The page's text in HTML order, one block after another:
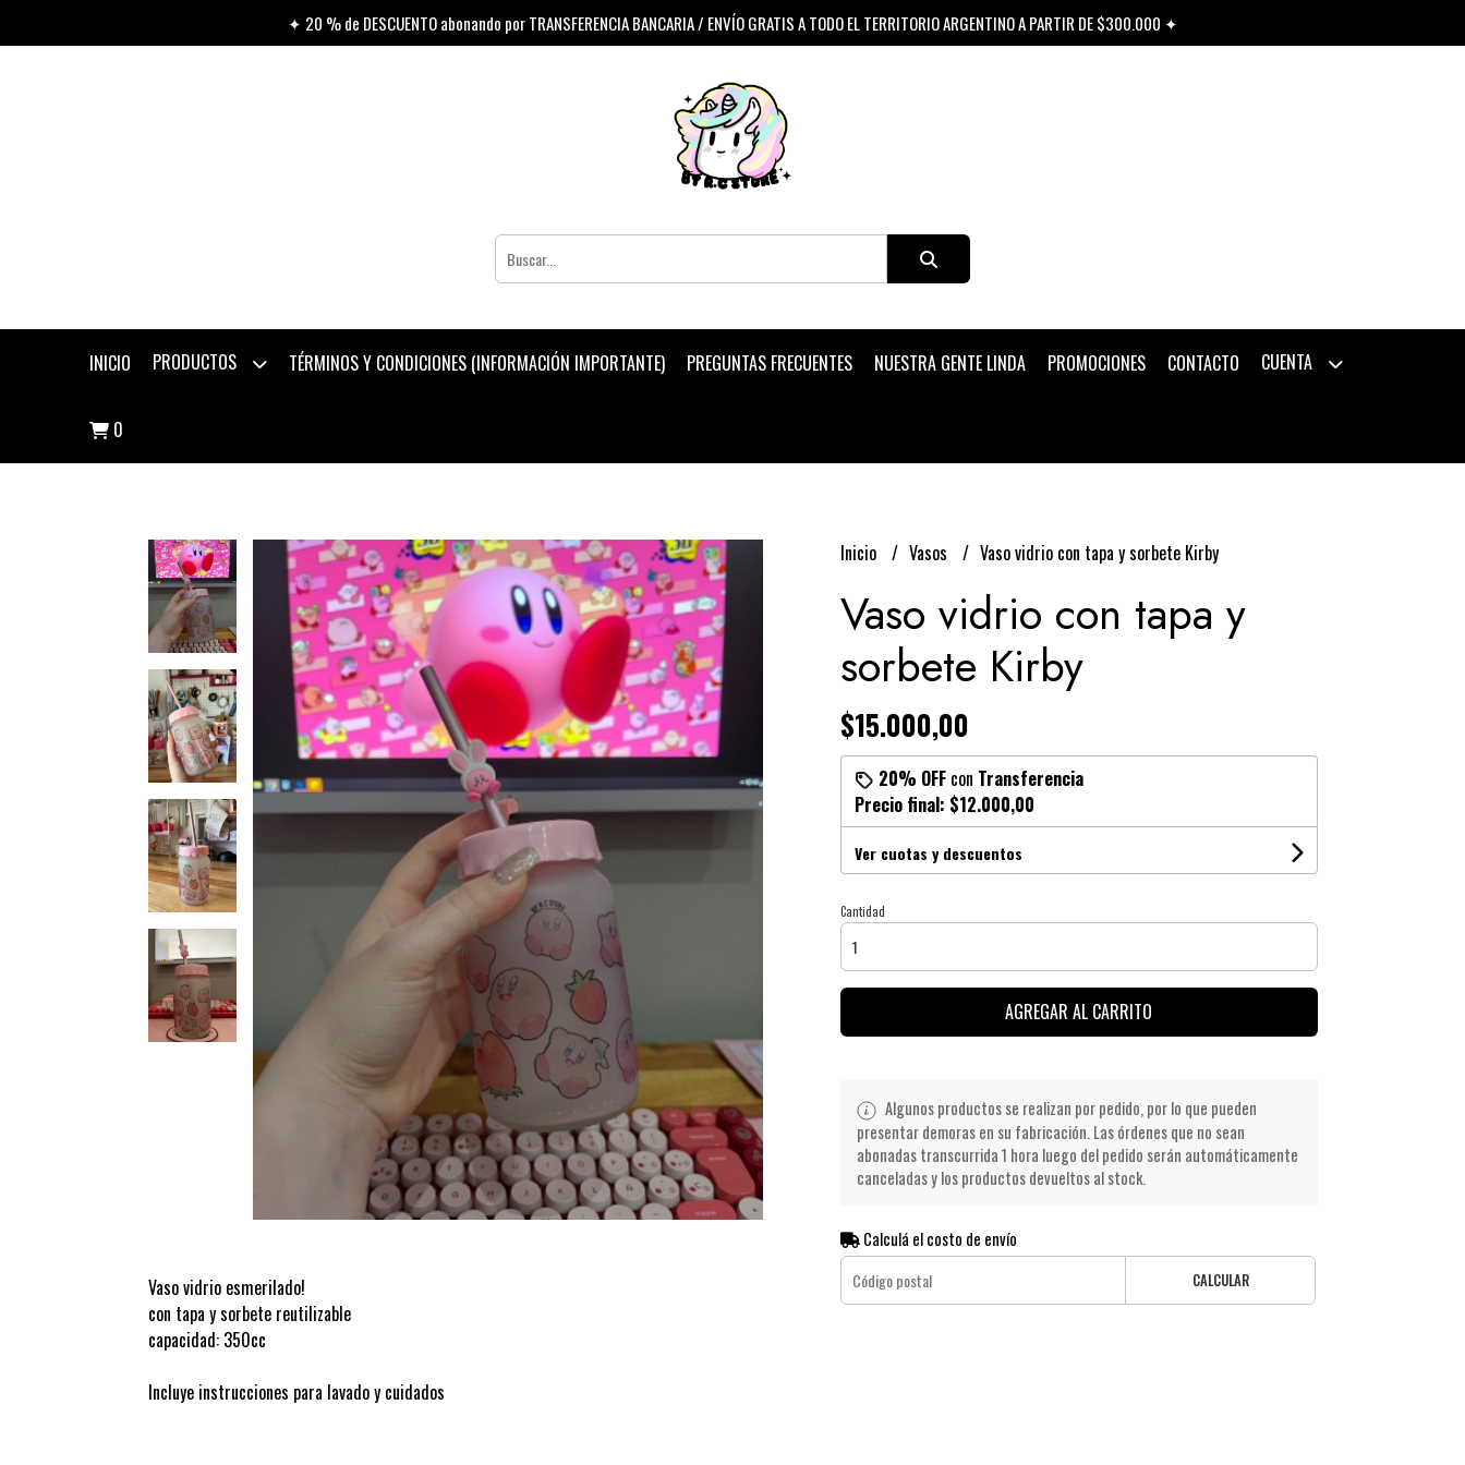
✦ 20 % de DESCUENTO abonando por TRANSFERENCIA BANCARIA / ENVÍO GRATIS A TODO EL TERRITORIO ARGENTINO A PARTIR DE $300.000 ✦
INICIO PRODUCTOS TÉRMINOS Y CONDICIONES (INFORMACIÓN IMPORTANTE) PREGUNTAS FRECUENTES NUESTRA GENTE LINDA PROMOCIONES CONTACTO CUENTA
0
Vaso vidrio esmerilado!
con tapa y sorbete reutilizable
capacidad: 350cc
Incluye instrucciones para lavado y cuidados
Inicio Vasos Vaso vidrio con tapa y sorbete Kirby
Vaso vidrio con tapa y
sorbete Kirby
$15.000,00
20% OFFcon Transferencia
Precio final: $12.000,00
Ver cuotas y descuentos
Cantidad
AGREGAR AL CARRITO
Algunos productos se realizan por pedido, por lo que pueden
presentar demoras en su fabricación. Las órdenes que no sean
abonadas transcurrida 1 hora luego del pedido serán automáticamente
canceladas y los productos devueltos al stock.
Calculá el costo de envío
CALCULAR